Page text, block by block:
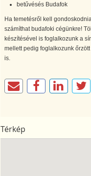
betűvésés Budafok
Ha temetésről kell
számíthat budafoki cégünkre!
készítésével is foglalkozunk a
mellett pedig foglalkozunk
is.
Térkép